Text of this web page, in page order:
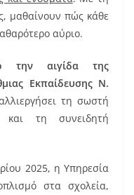
μαθαίνουν πώς κάθε
αύριο.
την αιγίδα της
Εκπαίδευσης Ν.
τη σωστή
και τη συνειδητή
2025, η Υπηρεσία
στα σχολεία,